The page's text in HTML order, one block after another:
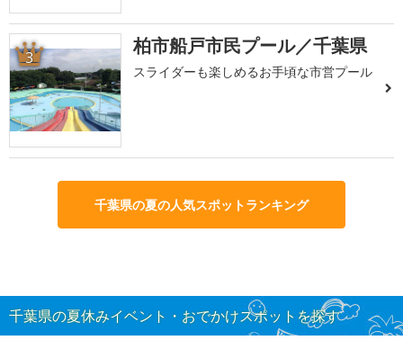
3 柏市船戸市民プール／千葉県
スライダーも楽しめるお手頃な市営プール
千葉県の夏の人気スポットランキング
千葉県の夏休みイベント・おでかけスポットを探す